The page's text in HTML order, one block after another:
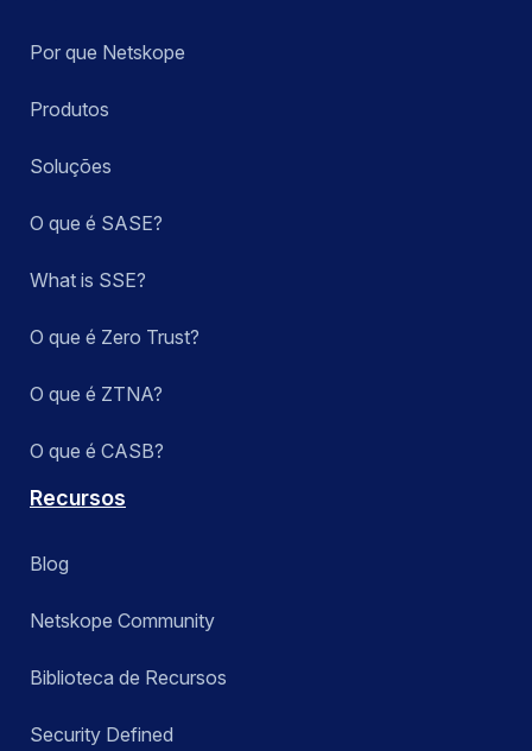
Por que Netskope
Produtos
Soluções
O que é SASE?
What is SSE?
O que é Zero Trust?
O que é ZTNA?
O que é CASB?
Recursos
Blog
Netskope Community
Biblioteca de Recursos
Security Defined